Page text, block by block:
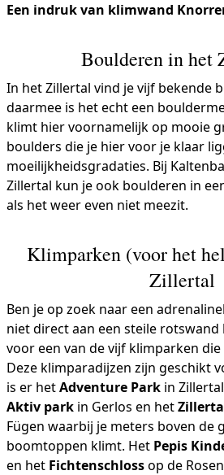
Een indruk van klimwand
Boulderen in het
In het Zillertal vind je vijf bekende
daarmee is het echt een
klimt hier voornamelijk op mooie
boulders die je hier voor je klaar
moeilijkheidsgradaties. Bij
Zillertal kun je ook boulderen in
als het weer even niet meezit.
Klimparken (voor het
Zillertal
Ben je op zoek naar een
niet direct aan een steile rotswand
voor een van de vijf klimparken
Deze klimparadijzen zijn geschikt
is er hetAdventure Park in
Aktiv park in Gerlos en het
Fügen waarbij je meters boven de
boomtoppen klimt. Het Pepis
en het Fichtenschlossop de